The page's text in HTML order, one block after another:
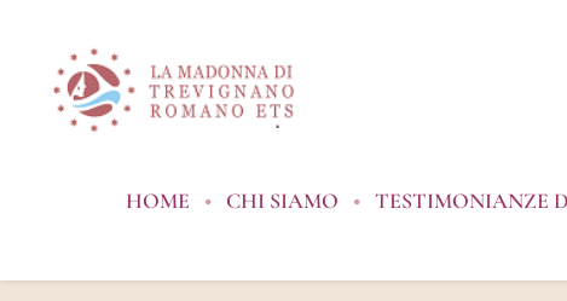
contenuto
HOME CHI SIAMO TESTIMONIANZE